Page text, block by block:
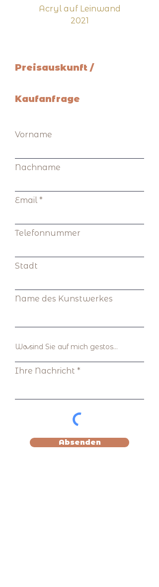
Acryl auf Leinwand
2021
Preisauskunft /
Kaufanfrage
Vorname
Nachname
Email
Telefonnummer
Stadt
Name des Kunstwerkes
Ihre Nachricht
Absenden